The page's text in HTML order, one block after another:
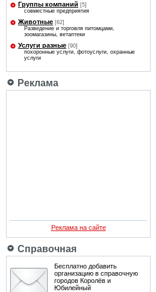
Группы компаний [5]
совместные предприятия
Животные [62]
Разведение и торговля питомцами,
зоомагазины, ветаптеки
Услуги разные [90]
похоронные услуги, фотоуслуги, охранные
услуги
Реклама
Реклама на сайте
Справочная
Бесплатно добавить
организацию в справочную
городов Королёв и
Юбилейный